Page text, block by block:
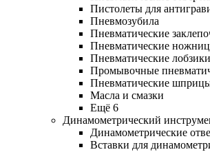
Пистолеты для
Пневмозубила
Пневматические
Пневматические
Пневматические лобзики
Промывочные
Пневматические
Масла и смазки
Ещё 6
Динамометрический
Динамометрические
Вставки для